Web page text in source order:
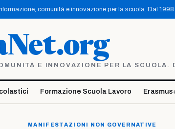
comunità e innovazione per la scuola. Dal
E INNOVAZIONE PER LA
Formazione Scuola Lavoro
MANIFESTAZIONI NON GOVERNATIVE